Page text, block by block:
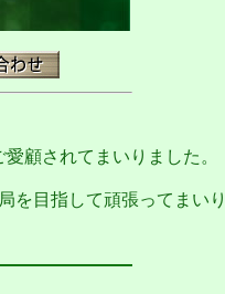
顧されてまいりました。
を目指して頑張ってまい